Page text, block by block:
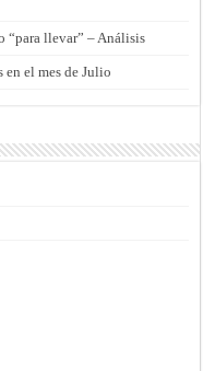
llevar” – Análisis
el mes de Julio